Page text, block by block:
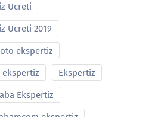
Ucreti
Ücreti 2019
ekspertiz
ekspertiz Ekspertiz
Ekspertiz